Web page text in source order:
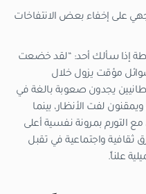
على إخفاء بعض الانتفاخات
إذا سألك أحد: “لقد خضعت
مؤقت يزول خلال
يجدون صعوبة بالغة في
لفت الأنظار، بينما
التورم بمرونة نفسية أعلى
ثقافية واجتماعية في تقبل
علناً.